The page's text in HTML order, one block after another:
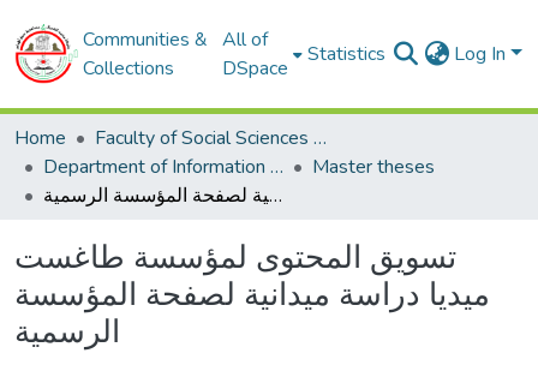
Communities &
Collections
All of
DSpace
Statistics Log In
Home
Faculty of Social Sciences and Humanities
Department of Information and Communication Sciences
Master theses
تسويق المحتوى لمؤسسة طاغست ميديا دراسة ميدانية لصفحة المؤسسة الرسمية
تسويق المحتوى لمؤسسة طاغست
ميديا دراسة ميدانية لصفحة المؤسسة
الرسمية